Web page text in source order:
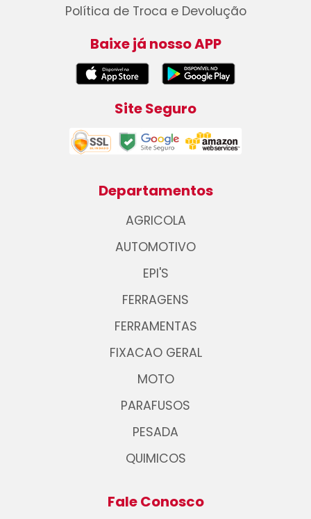
Política de Troca e Devolução
Baixe já nosso APP
Site Seguro
Departamentos
AGRICOLA
AUTOMOTIVO
EPI'S
FERRAGENS
FERRAMENTAS
FIXACAO GERAL
MOTO
PARAFUSOS
PESADA
QUIMICOS
Fale Conosco